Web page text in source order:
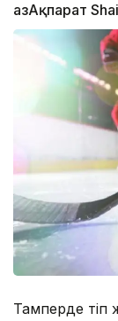
ҚазАқпарат
Тамперде